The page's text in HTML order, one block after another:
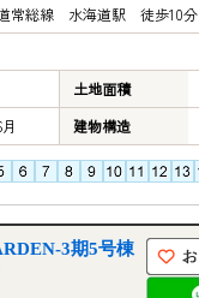
常総線 水海道駅 徒歩10分
土地面積
建物構造
3期5号棟